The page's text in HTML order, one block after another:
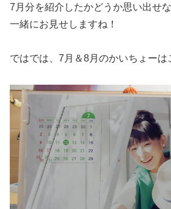
7月分を紹介したかどうか思い出せ
一緒にお見せしますね！
ではでは、7月＆8月のかいちょーは